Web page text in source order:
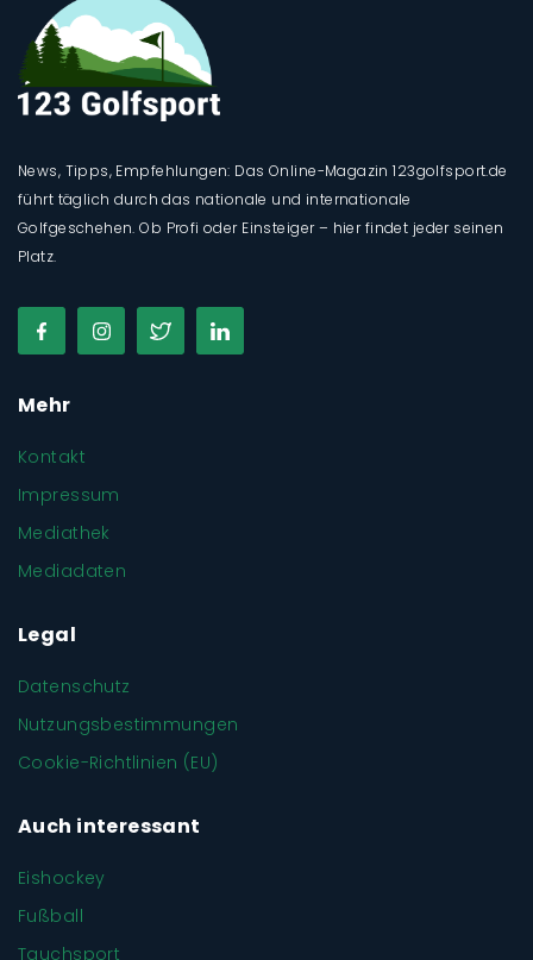
News, Tipps, Empfehlungen: Das Online-Magazin 123golfsport.de
führt täglich durch das nationale und internationale
Golfgeschehen. Ob Profi oder Einsteiger – hier findet jeder seinen
Platz.
Mehr
Kontakt
Impressum
Mediathek
Mediadaten
Legal
Datenschutz
Nutzungsbestimmungen
Cookie-Richtlinien (EU)
Auch interessant
Eishockey
Fußball
Tauchsport